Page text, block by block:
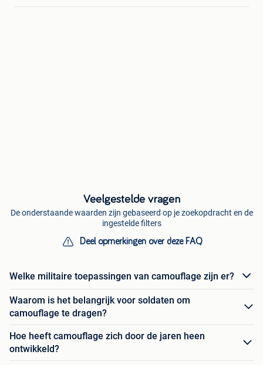
Veelgestelde vragen
De onderstaande waarden zijn gebaseerd op je zoekopdracht en de
ingestelde filters
Deel opmerkingen over deze FAQ
Welke militaire toepassingen van camouflage zijn er?
Waarom is het belangrijk voor soldaten om
camouflage te dragen?
Hoe heeft camouflage zich door de jaren heen
ontwikkeld?